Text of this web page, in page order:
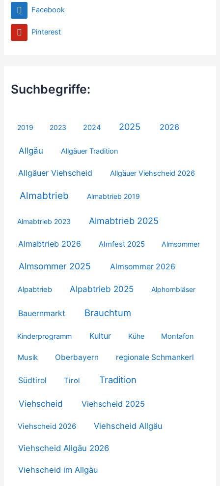
Facebook
Pinterest
Suchbegriffe:
2019 2023 2024 2025 2026
Allgäu Allgäuer Tradition
Allgäuer Viehscheid Allgäuer Viehscheid 2026
Almabtrieb Almabtrieb 2019
Almabtrieb 2023 Almabtrieb 2025
Almabtrieb 2026 Almfest 2025 Almsommer
Almsommer 2025 Almsommer 2026
Alpabtrieb Alpabtrieb 2025 Alphornbläser
Bauernmarkt Brauchtum
Kinderprogramm Kultur Kühe Montafon
Musik Oberbayern regionale Schmankerl
Südtirol Tirol Tradition
Viehscheid Viehscheid 2025
Viehscheid 2026 Viehscheid Allgäu
Viehscheid Allgäu 2026
Viehscheid im Allgäu